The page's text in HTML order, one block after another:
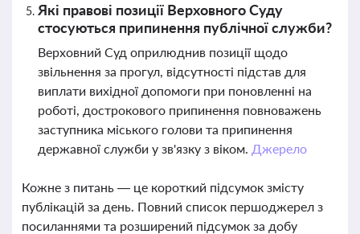
Які правові позиції Верховного Суду
стосуються припинення публічної служби?
Верховний Суд оприлюднив позиції щодо
звільнення за прогул, відсутності підстав для
виплати вихідної допомоги при поновленні на
роботі, дострокового припинення повноважень
заступника міського голови та припинення
державної служби у зв'язку з віком. Джерело
Кожне з питань — це короткий підсумок змісту
публікацій за день. Повний список першоджерел з
посиланнями та розширений підсумок за добу